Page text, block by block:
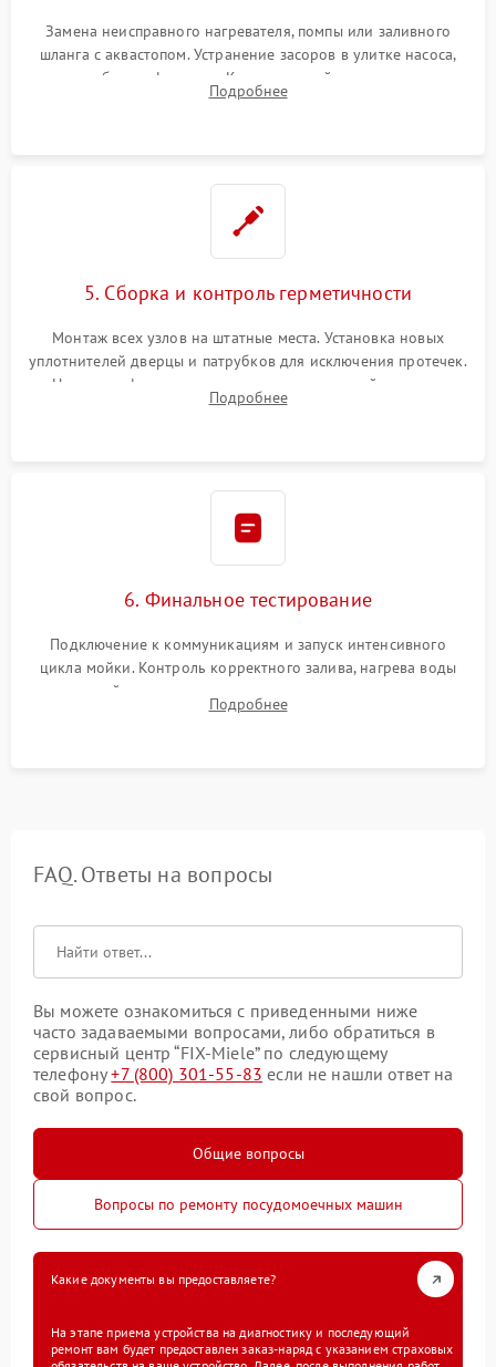
Замена неисправного нагревателя, помпы или заливного
шланга с аквастопом. Устранение засоров в улитке насоса,
патрубках и фильтрах. Компонентный ремонт платы
управления, восстановление поврежденной проводки.
Подробнее
5. Сборка и контроль герметичности
Монтаж всех узлов на штатные места. Установка новых
уплотнителей дверцы и патрубков для исключения протечек.
Надежная фиксация хомутов гидравлической системы,
сборка корпуса и установка датчика поплавка.
Подробнее
6. Финальное тестирование
Подключение к коммуникациям и запуск интенсивного
цикла мойки. Контроль корректного залива, нагрева воды
до нужной температуры, отсутствия посторонних шумов,
штатного слива и абсолютной сухости в поддоне.
Подробнее
FAQ. Ответы на вопросы
Вы можете ознакомиться с приведенными ниже
часто задаваемыми вопросами, либо обратиться в
сервисный центр “FIX-Miele” по следующему
телефону+7 (800) 301-55-83 если не нашли ответ на
свой вопрос.
Общие вопросы
Вопросы по ремонту посудомоечных машин
Какие документы вы предоставляете?
На этапе приема устройства на диагностику и последующий
ремонт вам будет предоставлен заказ-наряд с указанием страховых